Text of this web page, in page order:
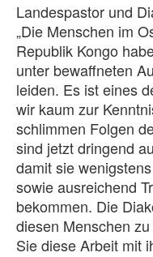
Landespastor und
„Die Menschen im
Republik Kongo
unter bewaffneten
leiden. Es ist eines
wir kaum zur
schlimmen Folgen
sind jetzt dringend
damit sie
sowie ausreichend
bekommen. Die
diesen Menschen
Sie diese Arbeit mit